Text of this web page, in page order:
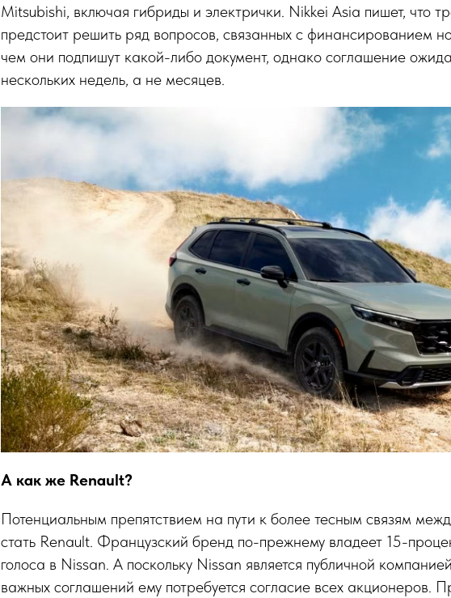
Mitsubishi, включая гибриды и электрички. Nikkei Asia пишет, что
предстоит решить ряд вопросов, связанных с финансированием
чем они подпишут какой-либо документ, однако соглашение
нескольких недель, а не месяцев.
А как же Renault?
Потенциальным препятствием на пути к более тесным связям
стать Renault. Французский бренд по-прежнему владеет 15-
голоса в Nissan. А поскольку Nissan является публичной
важных соглашений ему потребуется согласие всех акционеров.